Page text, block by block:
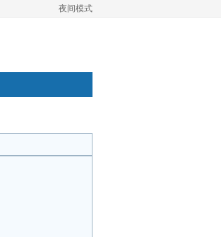
夜间模式